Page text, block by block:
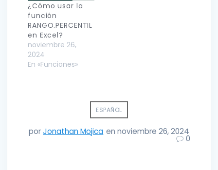
¿Cómo usar la
función
RANGO.PERCENTIL
en Excel?
noviembre 26,
2024
En «Funciones»
ESPAÑOL
porJonathan Mojica en noviembre 26, 2024
0